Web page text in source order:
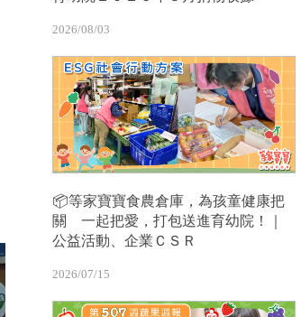
2026/08/03
📦等家寶寶食農倉庫，為孩童健康把
關 一起把愛，打包送進育幼院！｜
公益活動、企業ＣＳＲ
2026/07/15